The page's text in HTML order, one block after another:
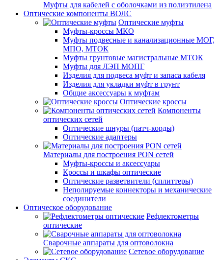
Муфты для кабелей с оболочками из полиэтилена
Оптические компоненты ВОЛС
Оптические муфты
Муфты-кроссы МКО
Муфты подвесные и канализационные МОГ,
МПО, МТОК
Муфты грунтовые магистральные МТОК
Муфты для ЛЭП МОПГ
Изделия для подвеса муфт и запаса кабеля
Изделия для укладки муфт в грунт
Общие аксессуары к муфтам
Оптические кроссы
Компоненты
оптических сетей
Оптические шнуры (патч-корды)
Оптические адаптеры
Материалы для построения PON сетей
Муфты-кроссы и аксессуары
Кроссы и шкафы оптические
Оптические разветвители (сплиттеры)
Неполируемые коннекторы и механические
соединители
Оптическое оборудование
Рефлектометры
оптические
Сварочные аппараты для оптоволокна
Сетевое оборудование